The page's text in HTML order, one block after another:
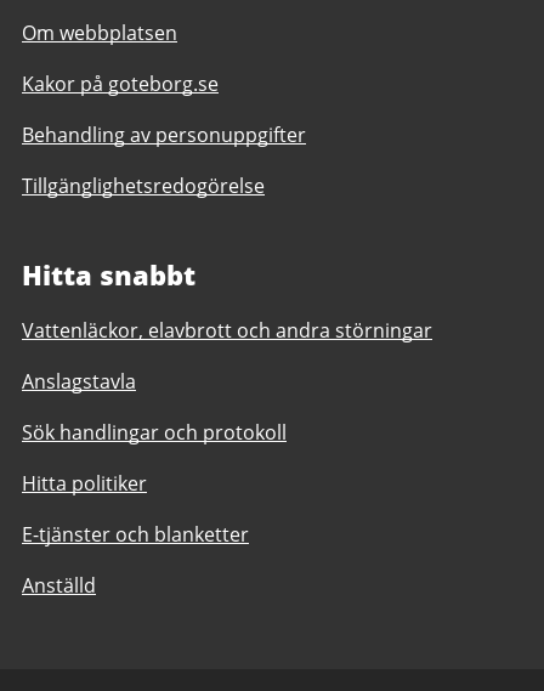
Om webbplatsen
Kakor på goteborg.se
Behandling av personuppgifter
Tillgänglighetsredogörelse
Hitta snabbt
Vattenläckor, elavbrott och andra störningar
Anslagstavla
Sök handlingar och protokoll
Hitta politiker
E-tjänster och blanketter
Anställd